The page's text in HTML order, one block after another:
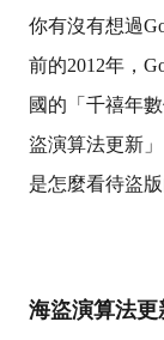
你有沒有想過
前的2012年，
國的「千禧年
盜演算法更新
是怎麼看待盜版
海盜演算法更